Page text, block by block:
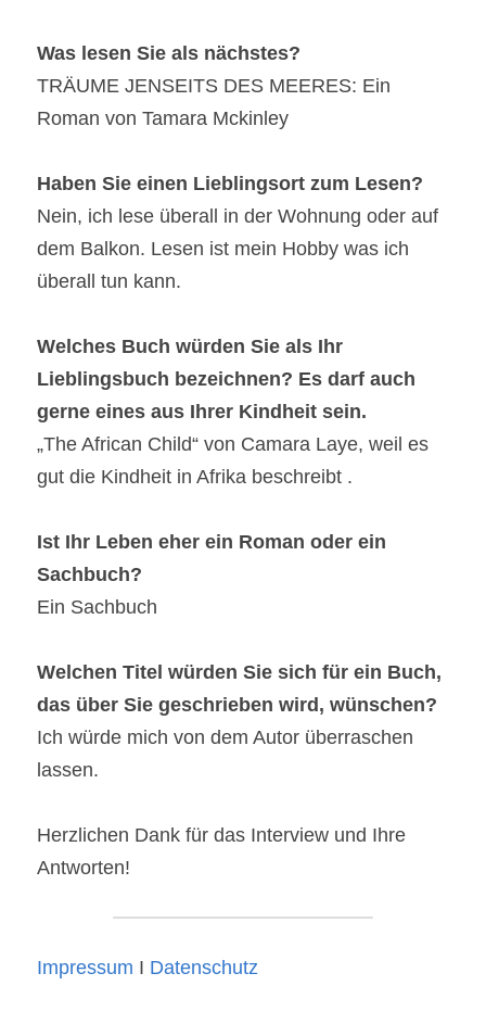
Was lesen Sie als nächstes?
TRÄUME JENSEITS DES MEERES: Ein
Roman von Tamara Mckinley
Haben Sie einen Lieblingsort zum Lesen?
Nein, ich lese überall in der Wohnung oder auf
dem Balkon. Lesen ist mein Hobby was ich
überall tun kann.
Welches Buch würden Sie als Ihr
Lieblingsbuch bezeichnen? Es darf auch
gerne eines aus Ihrer Kindheit sein.
„The African Child“ von Camara Laye, weil es
gut die Kindheit in Afrika beschreibt .
Ist Ihr Leben eher ein Roman oder ein
Sachbuch?
Ein Sachbuch
Welchen Titel würden Sie sich für ein Buch,
das über Sie geschrieben wird, wünschen?
Ich würde mich von dem Autor überraschen
lassen.
Herzlichen Dank für das Interview und Ihre
Antworten!
Impressum I Datenschutz